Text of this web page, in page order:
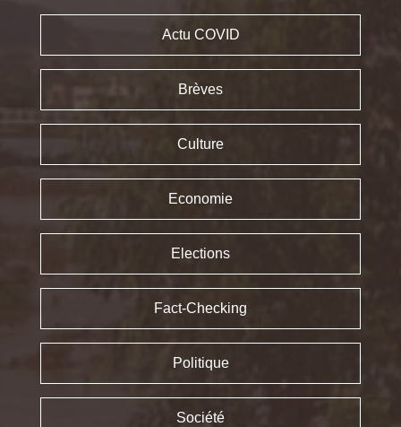
Actu COVID
Brèves
Culture
Economie
Elections
Fact-Checking
Politique
Société